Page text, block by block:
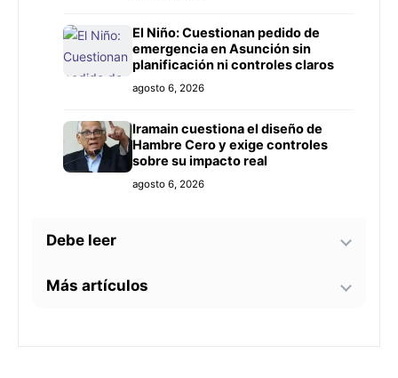
El Niño: Cuestionan pedido de
emergencia en Asunción sin
planificación ni controles claros
agosto 6, 2026
Iramain cuestiona el diseño de
Hambre Cero y exige controles
sobre su impacto real
agosto 6, 2026
Debe leer
Bomberos advierten sobre zonas
Más artículos